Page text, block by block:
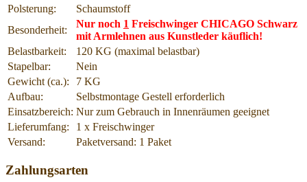
Polsterung:
Schaumstoff
Besonderheit:
Nur noch 1 Freischwinger CHICAGO Schwarz
mit Armlehnen aus Kunstleder käuflich!
Belastbarkeit:
120 KG (maximal belastbar)
Stapelbar:
Nein
Gewicht (ca.):
7 KG
Aufbau:
Selbstmontage Gestell erforderlich
Einsatzbereich: Nur zum Gebrauch in Innenräumen geeignet
Lieferumfang:
1 x Freischwinger
Versand:
Paketversand: 1 Paket
Zahlungsarten